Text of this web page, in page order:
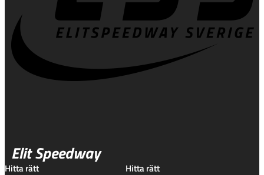
Elit Speedway
Hitta rätt Hitta rätt